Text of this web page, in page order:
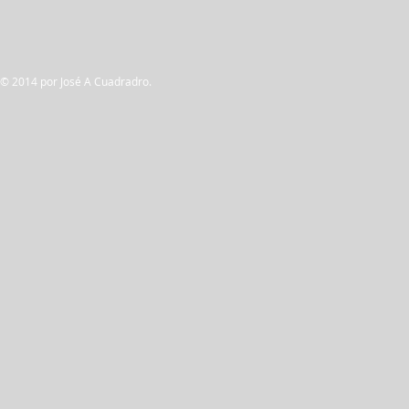
© 2014 por José A Cuadradro.